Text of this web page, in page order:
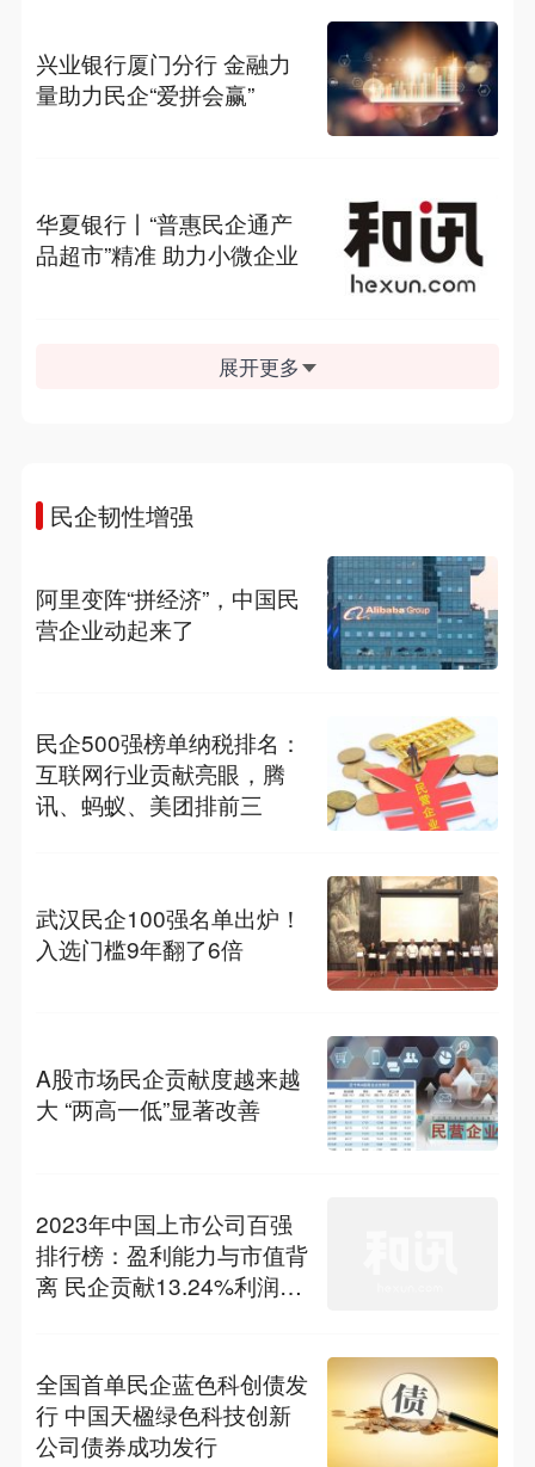
兴业银行厦门分行 金融力
量助力民企“爱拼会赢”
华夏银行丨“普惠民企通产
品超市”精准 助力小微企业
展开更多
民企韧性增强
阿里变阵“拼经济”，中国民
营企业动起来了
民企500强榜单纳税排名：
互联网行业贡献亮眼，腾
讯、蚂蚁、美团排前三
武汉民企100强名单出炉！
入选门槛9年翻了6倍
A股市场民企贡献度越来越
大 “两高一低”显著改善
2023年中国上市公司百强
排行榜：盈利能力与市值背
离 民企贡献13.24%利润总
全国首单民企蓝色科创债发
行 中国天楹绿色科技创新
公司债券成功发行